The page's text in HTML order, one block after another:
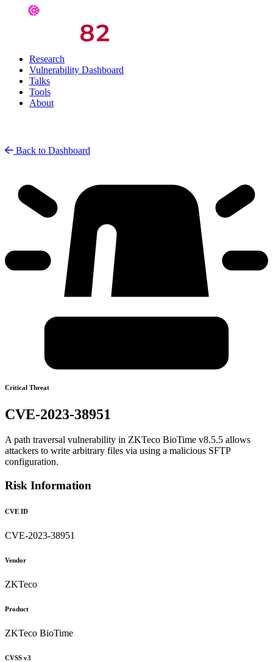
Research
Vulnerability Dashboard
Talks
Tools
About
Back to Dashboard
Critical Threat
CVE-2023-38951
A path traversal vulnerability in ZKTeco BioTime v8.5.5 allows
attackers to write arbitrary files via using a malicious SFTP
configuration.
Risk Information
CVE ID
CVE-2023-38951
Vendor
ZKTeco
Product
ZKTeco BioTime
CVSS v3